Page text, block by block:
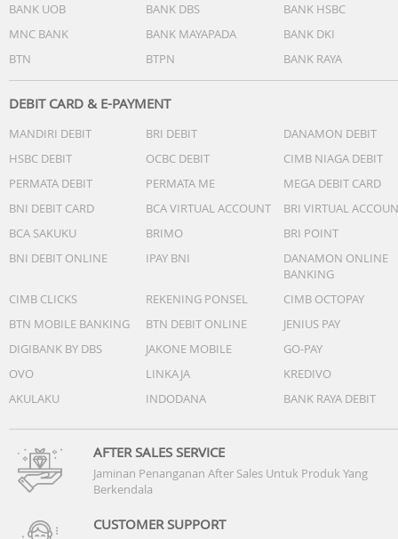
BANK UOB
BANK DBS
BANK HSBC
MNC BANK
BANK MAYAPADA
BANK DKI
BTN
BTPN BANK RAYA
DEBIT CARD & E-PAYMENT
MANDIRI DEBIT BRI DEBIT
DANAMON DEBIT
HSBC DEBIT
OCBC DEBIT
CIMB NIAGA DEBIT
PERMATA DEBIT
PERMATA ME
MEGA DEBIT CARD
BNI DEBIT CARD
BCA VIRTUAL ACCOUNT
BRI VIRTUAL
BCA SAKUKU
BRIMO
BRI POINT
BNI DEBIT ONLINE
IPAY BNI
DANAMON ONLINE
BANKING
CIMB CLICKS
REKENING PONSEL
CIMB OCTOPAY
BTN MOBILE BANKING
BTN DEBIT ONLINE
JENIUS PAY
DIGIBANK BY DBS
JAKONE MOBILE
GO-PAY
OVO
LINKAJA
KREDIVO
AKULAKU
INDODANA BANK RAYA DEBIT
AFTER SALES SERVICE
Jaminan Penanganan After Sales Untuk Produk Yang
Berkendala
CUSTOMER SUPPORT